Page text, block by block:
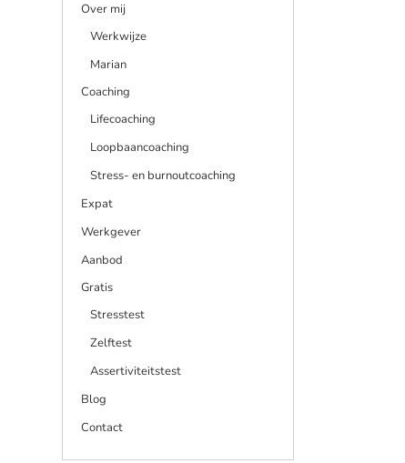
Over mij
Werkwijze
Marian
Coaching
Lifecoaching
Loopbaancoaching
Stress- en burnoutcoaching
Expat
Werkgever
Aanbod
Gratis
Stresstest
Zelftest
Assertiviteitstest
Blog
Contact